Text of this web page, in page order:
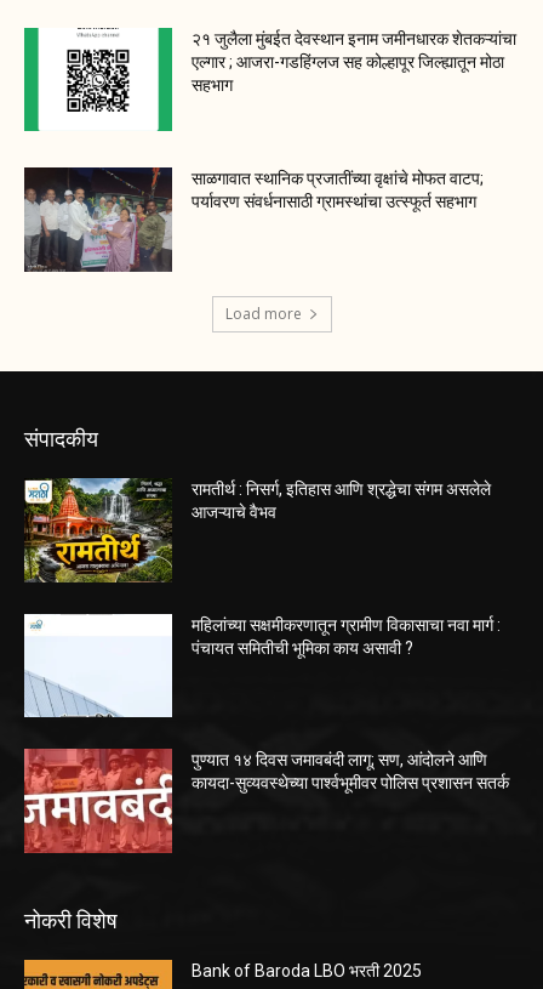
२१ जुलैला मुंबईत देवस्थान इनाम जमीनधारक शेतकऱ्यांचा
एल्गार ; आजरा-गडहिंग्लज सह कोल्हापूर जिल्ह्यातून मोठा
सहभाग
साळगावात स्थानिक प्रजातींच्या वृक्षांचे मोफत वाटप;
पर्यावरण संवर्धनासाठी ग्रामस्थांचा उत्स्फूर्त सहभाग
Load more
संपादकीय
रामतीर्थ : निसर्ग, इतिहास आणि श्रद्धेचा संगम असलेले
आजऱ्याचे वैभव
महिलांच्या सक्षमीकरणातून ग्रामीण विकासाचा नवा मार्ग :
पंचायत समितीची भूमिका काय असावी ?
पुण्यात १४ दिवस जमावबंदी लागू; सण, आंदोलने आणि
कायदा-सुव्यवस्थेच्या पार्श्वभूमीवर पोलिस प्रशासन सतर्क
नोकरी विशेष
Bank of Baroda LBO भरती 2025